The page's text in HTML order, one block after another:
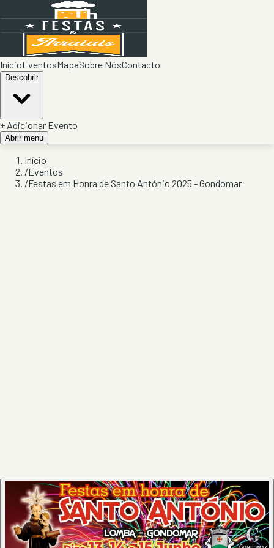
InícioEventosMapaSobre NósContacto
Descobrir
+ Adicionar Evento
Abrir menu
Início
/Eventos
/Festas em Honra de Santo António 2025 - Gondomar